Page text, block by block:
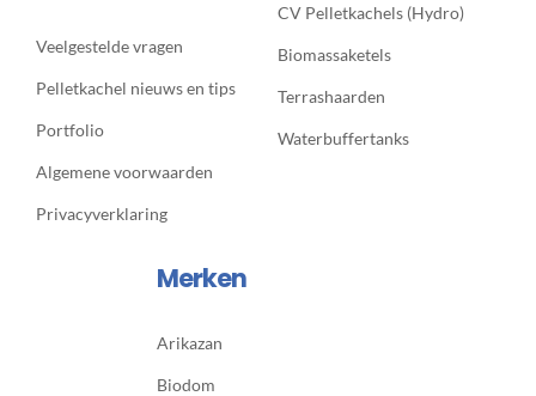
Veelgestelde vragen
Pelletkachel nieuws en tips
Portfolio
Algemene voorwaarden
Privacyverklaring
CV Pelletkachels (Hydro)
Biomassaketels
Terrashaarden
Waterbuffertanks
Merken
Arikazan
Biodom